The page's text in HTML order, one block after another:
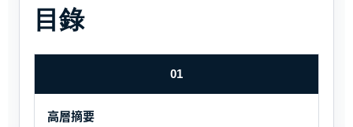
目錄
01
高層摘要